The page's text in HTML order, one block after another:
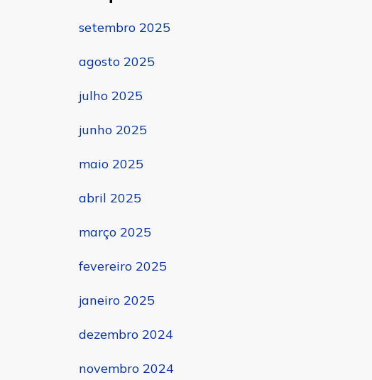
setembro 2025
agosto 2025
julho 2025
junho 2025
maio 2025
abril 2025
março 2025
fevereiro 2025
janeiro 2025
dezembro 2024
novembro 2024